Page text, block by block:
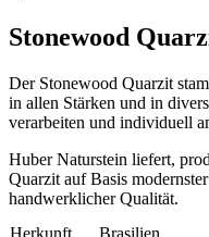
Stonewood
Der Stonewood Quarzit
in allen Stärken und in
verarbeiten und individuell
Huber Naturstein liefert,
Quarzit auf Basis
handwerklicher Qualität.
Herkunft
Brasilien